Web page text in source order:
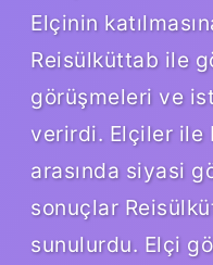
Elçinin
Reisülküttab ile
görüşmeleri ve
verirdi. Elçiler ile
arasında siyasi
sonuçlar
sunulurdu. Elçi